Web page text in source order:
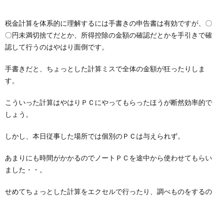
税金計算を体系的に理解するには手書きの申告書は有効ですが、〇
〇円未満切捨てだとか、所得控除の金額の確認だとかを手引きで確
認して行うのはやはり面倒です。
手書きだと、ちょっとした計算ミスで全体の金額が狂ったりしま
す。
こういった計算はやはりＰＣにやってもらったほうが断然効率的で
しょう。
しかし、本日従事した場所では個別のＰＣは与えられず。
あまりにも時間がかかるのでノートＰＣを途中から使わせてもらい
ました・・。
せめてちょっとした計算をエクセルで行ったり、調べものをするの